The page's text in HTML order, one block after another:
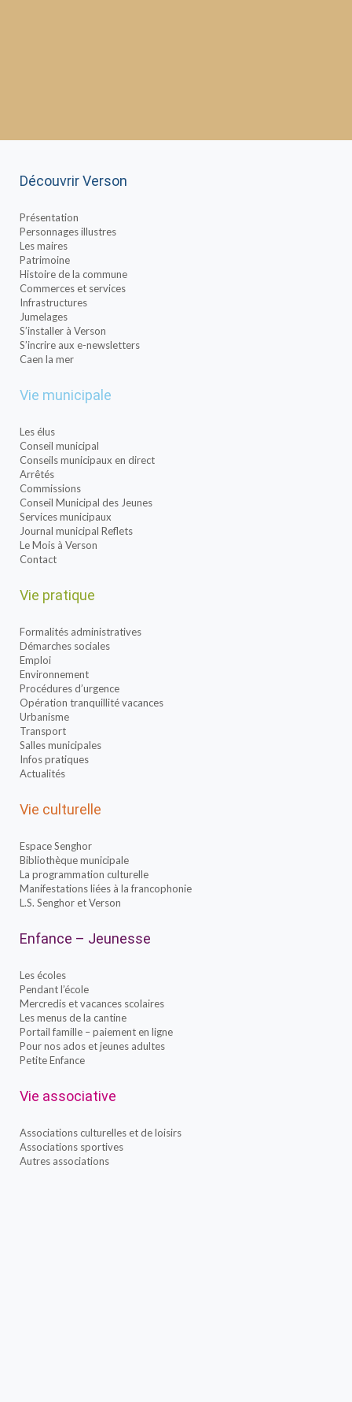
Découvrir Verson
Présentation
Personnages illustres
Les maires
Patrimoine
Histoire de la commune
Commerces et services
Infrastructures
Jumelages
S’installer à Verson
S’incrire aux e-newsletters
Caen la mer
Vie municipale
Les élus
Conseil municipal
Conseils municipaux en direct
Arrêtés
Commissions
Conseil Municipal des Jeunes
Services municipaux
Journal municipal Reflets
Le Mois à Verson
Contact
Vie pratique
Formalités administratives
Démarches sociales
Emploi
Environnement
Procédures d’urgence
Opération tranquillité vacances
Urbanisme
Transport
Salles municipales
Infos pratiques
Actualités
Vie culturelle
Espace Senghor
Bibliothèque municipale
La programmation culturelle
Manifestations liées à la francophonie
L.S. Senghor et Verson
Enfance – Jeunesse
Les écoles
Pendant l’école
Mercredis et vacances scolaires
Les menus de la cantine
Portail famille – paiement en ligne
Pour nos ados et jeunes adultes
Petite Enfance
Vie associative
Associations culturelles et de loisirs
Associations sportives
Autres associations